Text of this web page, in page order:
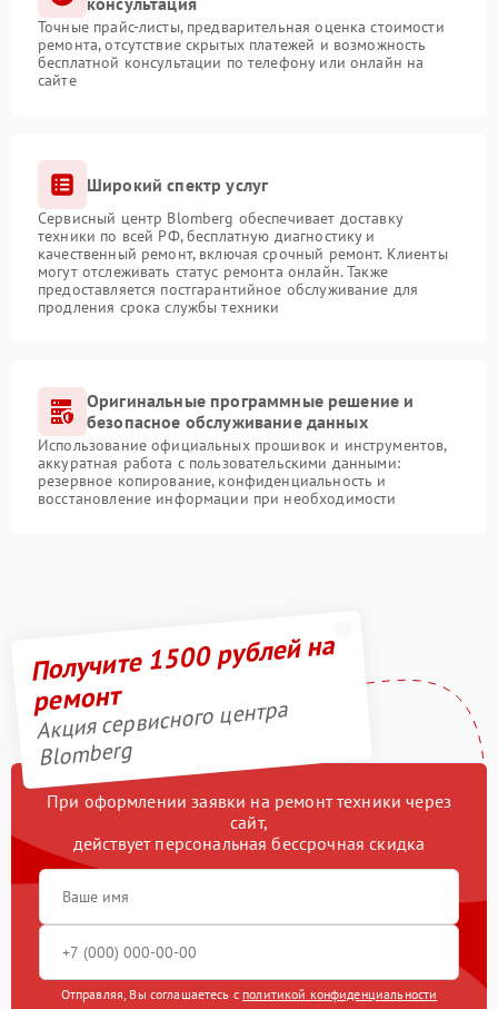
Точные прайс-листы, предварительная оценка стоимости
ремонта, отсутствие скрытых платежей и возможность
бесплатной консультации по телефону или онлайн на
сайте
Широкий спектр услуг
Сервисный центр Blomberg обеспечивает доставку
техники по всей РФ, бесплатную диагностику и
качественный ремонт, включая срочный ремонт. Клиенты
могут отслеживать статус ремонта онлайн. Также
предоставляется постгарантийное обслуживание для
продления срока службы техники
Оригинальные программные решение и
безопасное обслуживание данных
Использование официальных прошивок и инструментов,
аккуратная работа с пользовательскими данными:
резервное копирование, конфиденциальность и
восстановление информации при необходимости
Получите 1500 рублей на
ремонт
Акция сервисного центра
Blomberg
При оформлении заявки на ремонт техники через
сайт,
действует персональная бессрочная скидка
Отправляя, Вы соглашаетесь с политикой конфиденциальности